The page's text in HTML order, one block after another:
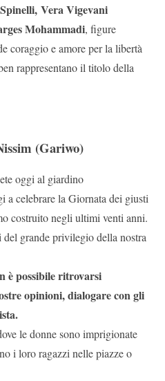
Vera Vigevani
Mohammadi, figure
coraggio e amore per la libertà
rappresentano il titolo della
(Gariwo)
oggi al giardino
a celebrare la Giornata dei giusti
costruito negli ultimi venti anni.
del grande privilegio della nostra
è possibile ritrovarsi
opinioni, dialogare con gli
le donne sono imprigionate
i loro ragazzi nelle piazze o